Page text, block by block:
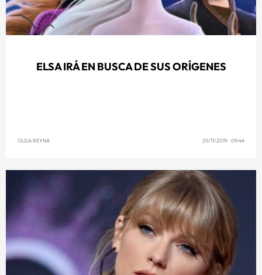
ELSA IRÁ EN BUSCA DE SUS ORÍGENES
OLGA REYNA 25/11/2019 09:44